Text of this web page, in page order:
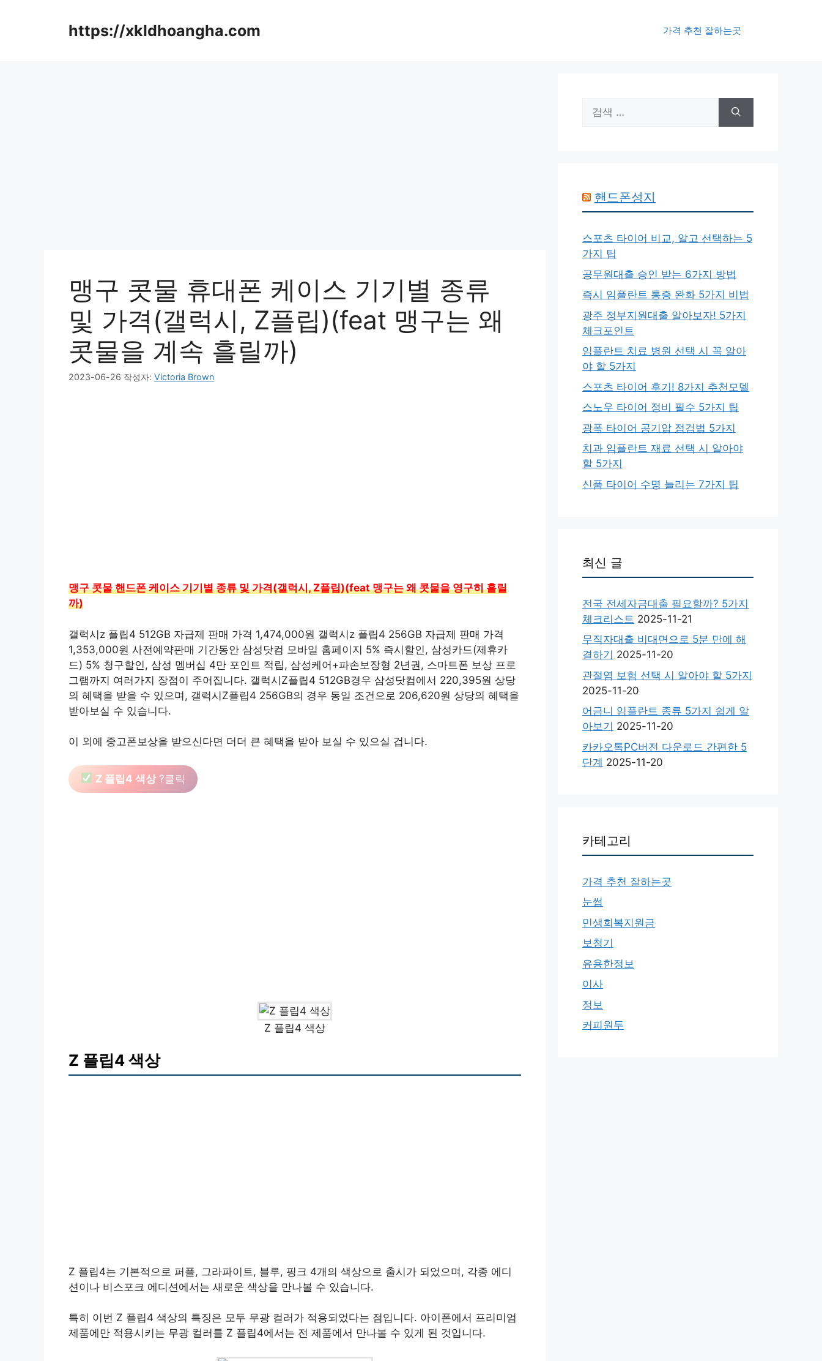
https://xkldhoangha.com 가격 추천 잘하는곳
맹구 콧물 휴대폰 케이스 기기별 종류
및 가격(갤럭시, Z플립)(feat 맹구는 왜
콧물을 계속 흘릴까)
2023-06-26 작성자: Victoria Brown
맹구 콧물 핸드폰 케이스 기기별 종류 및 가격(갤럭시, Z플립)(feat 맹구는 왜 콧물을 영구히 흘릴
까)
갤럭시z 플립4 512GB 자급제 판매 가격 1,474,000원 갤럭시z 플립4 256GB 자급제 판매 가격
1,353,000원 사전예약판매 기간동안 삼성닷컴 모바일 홈페이지 5% 즉시할인, 삼성카드(제휴카
드) 5% 청구할인, 삼성 멤버십 4만 포인트 적립, 삼성케어+파손보장형 2년권, 스마트폰 보상 프로
그램까지 여러가지 장점이 주어집니다. 갤럭시Z플립4 512GB경우 삼성닷컴에서 220,395원 상당
의 혜택을 받을 수 있으며, 갤럭시Z플립4 256GB의 경우 동일 조건으로 206,620원 상당의 혜택을
받아보실 수 있습니다.
이 외에 중고폰보상을 받으신다면 더더 큰 혜택을 받아 보실 수 있으실 겁니다.
Z 플립4 색상 ?클릭
Z 플립4 색상
Z 플립4 색상
Z 플립4는 기본적으로 퍼플, 그라파이트, 블루, 핑크 4개의 색상으로 출시가 되었으며, 각종 에디
션이나 비스포크 에디션에서는 새로운 색상을 만나볼 수 있습니다.
특히 이번 Z 플립4 색상의 특징은 모두 무광 컬러가 적용되었다는 점입니다. 아이폰에서 프리미엄
제품에만 적용시키는 무광 컬러를 Z 플립4에서는 전 제품에서 만나볼 수 있게 된 것입니다.
색:
핸드폰성지
스포츠 타이어 비교, 알고 선택하는 5
가지 팁
공무원대출 승인 받는 6가지 방법
즉시 임플란트 통증 완화 5가지 비법
광주 정부지원대출 알아보자! 5가지
체크포인트
임플란트 치료 병원 선택 시 꼭 알아
야 할 5가지
스포츠 타이어 후기! 8가지 추천모델
스노우 타이어 정비 필수 5가지 팁
광폭 타이어 공기압 점검법 5가지
치과 임플란트 재료 선택 시 알아야
할 5가지
신품 타이어 수명 늘리는 7가지 팁
최신 글
전국 전세자금대출 필요할까? 5가지
체크리스트 2025-11-21
무직자대출 비대면으로 5분 만에 해
결하기 2025-11-20
관절염 보험 선택 시 알아야 할 5가지
2025-11-20
어금니 임플란트 종류 5가지 쉽게 알
아보기 2025-11-20
카카오톡PC버전 다운로드 간편한 5
단계 2025-11-20
카테고리
가격 추천 잘하는곳
눈썹
민생회복지원금
보청기
유용한정보
이사
정보
커피원두